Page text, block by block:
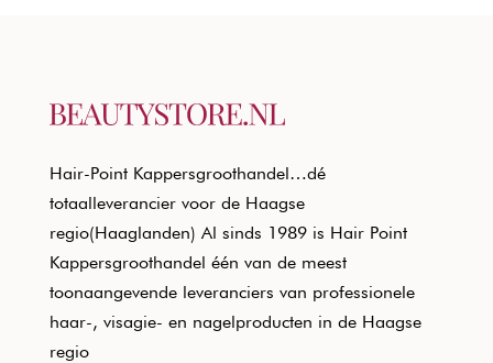
Hair-Point Kappersgroothandel…dé
totaalleverancier voor de Haagse
regio(Haaglanden) Al sinds 1989 is Hair Point
Kappersgroothandel één van de meest
toonaangevende leveranciers van professionele
haar-, visagie- en nagelproducten in de Haagse
regio